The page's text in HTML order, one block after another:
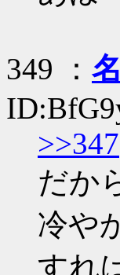
349 ：
>>347
だか
冷や
すれ